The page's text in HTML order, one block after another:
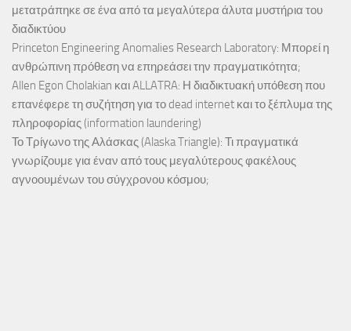
μετατράπηκε σε ένα από τα μεγαλύτερα άλυτα μυστήρια του
διαδικτύου
Princeton Engineering Anomalies Research Laboratory: Μπορεί η
ανθρώπινη πρόθεση να επηρεάσει την πραγματικότητα;
Allen Egon Cholakian και ALLATRA: Η διαδικτυακή υπόθεση που
επανέφερε τη συζήτηση για το dead internet και το ξέπλυμα της
πληροφορίας (information laundering)
Το Τρίγωνο της Αλάσκας (Alaska Triangle): Τι πραγματικά
γνωρίζουμε για έναν από τους μεγαλύτερους φακέλους
αγνοουμένων του σύγχρονου κόσμου;